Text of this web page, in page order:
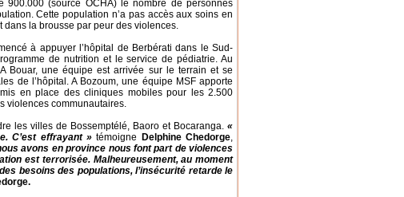
900.000 (source OCHA) le nombre de personnes
Cette population n’a pas accès aux soins en
dans la brousse par peur des violences.
à appuyer l’hôpital de Berbérati dans le Sud-
de nutrition et le service de pédiatrie. Au
Bouar, une équipe est arrivée sur le terrain et se
de l’hôpital. A Bozoum, une équipe MSF apporte
en place des cliniques mobiles pour les 2.500
violences communautaires.
les villes de Bossemptélé, Baoro et Bocaranga. «
C’est effrayant » témoigne Delphine Chedorge,
avons en province nous font part de violences
est terrorisée. Malheureusement, au moment
besoins des populations, l’insécurité retarde le